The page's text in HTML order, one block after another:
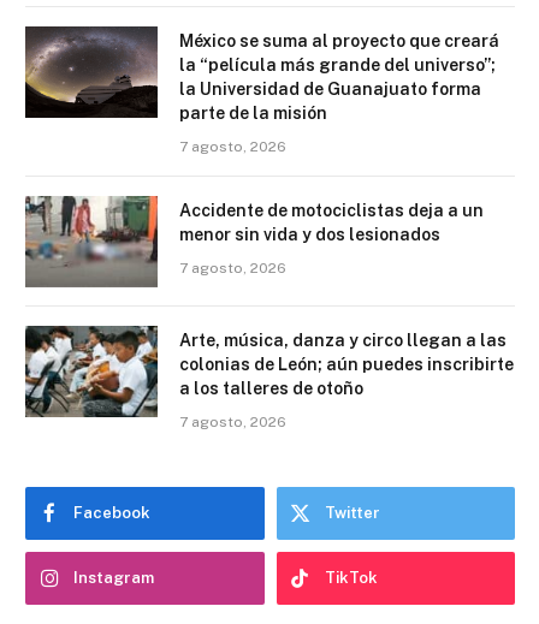
México se suma al proyecto que creará
la “película más grande del universo”;
la Universidad de Guanajuato forma
parte de la misión
7 agosto, 2026
Accidente de motociclistas deja a un
menor sin vida y dos lesionados
7 agosto, 2026
Arte, música, danza y circo llegan a las
colonias de León; aún puedes inscribirte
a los talleres de otoño
7 agosto, 2026
Facebook Twitter
Instagram TikTok